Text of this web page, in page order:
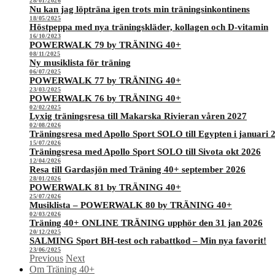
Nu kan jag löpträna igen trots min träningsinkontinens
18/05/2025
Höstpeppa med nya träningskläder, kollagen och D-vitamin
16/10/2023
POWERWALK 79 by TRÄNING 40+
08/11/2025
Ny musiklista för träning
06/07/2025
POWERWALK 77 by TRÄNING 40+
23/03/2025
POWERWALK 76 by TRÄNING 40+
02/02/2025
Lyxig träningsresa till Makarska Rivieran våren 2027
02/08/2026
Träningsresa med Apollo Sport SOLO till Egypten i januari
15/07/2026
Träningsresa med Apollo Sport SOLO till Sivota okt 2026
12/04/2026
Resa till Gardasjön med Träning 40+ september 2026
28/01/2026
POWERWALK 81 by TRÄNING 40+
25/07/2026
Musiklista – POWERWALK 80 by TRÄNING 40+
02/03/2026
Träning 40+ ONLINE TRÄNING upphör den 31 jan 2026
20/12/2025
SALMING Sport BH-test och rabattkod – Min nya favorit!
23/06/2025
Previous Next
Om Träning 40+